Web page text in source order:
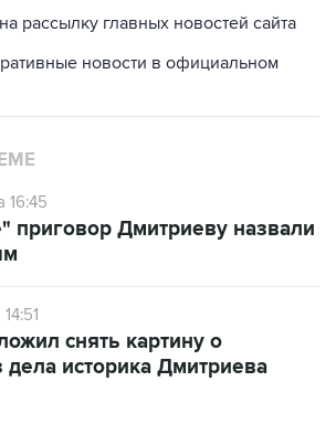
рассылку главных новостей сайта
новости в официальном
16:45
приговор Дмитриеву назвали
снять картину о
дела историка Дмитриева